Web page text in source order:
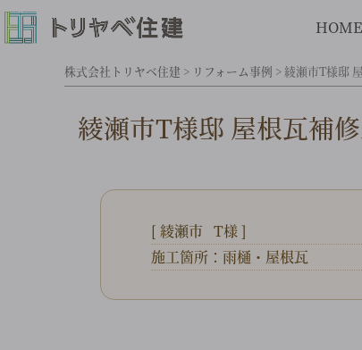
HOME
株式会社トリヤベ住建 > リフォーム事例 >綾瀬市T様邸
綾瀬市T様邸 屋根瓦補
[ 綾瀬市 T様]
施工箇所：雨樋・屋根瓦